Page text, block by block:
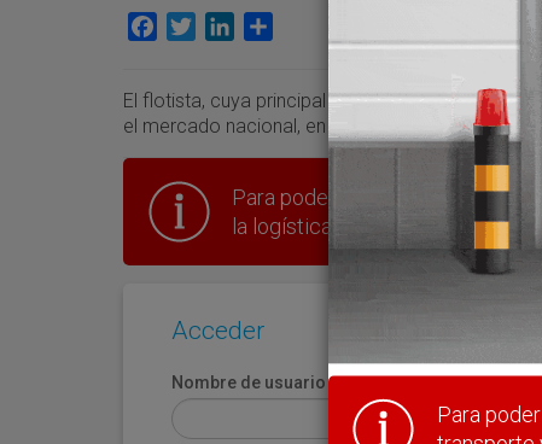
Facebook
TwitterLinkedIn
El flotista, cuya principal actividad es el
el mercado nacional, en sus instalaciones
Para poder seguir leyendo hay
la logística en España.
Acceder
Nombre de usuario
Para